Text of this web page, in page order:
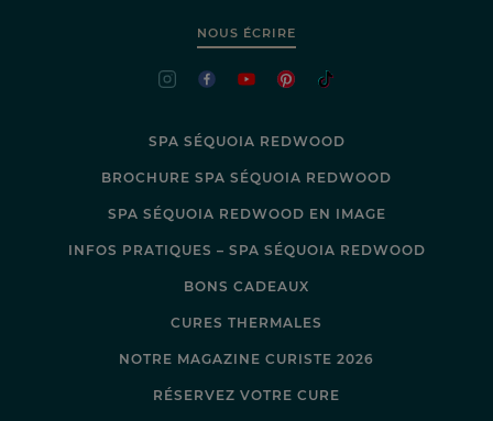
NOUS ÉCRIRE
SPA SÉQUOIA REDWOOD
BROCHURE SPA SÉQUOIA REDWOOD
SPA SÉQUOIA REDWOOD EN IMAGE
INFOS PRATIQUES – SPA SÉQUOIA REDWOOD
BONS CADEAUX
CURES THERMALES
NOTRE MAGAZINE CURISTE 2026
RÉSERVEZ VOTRE CURE